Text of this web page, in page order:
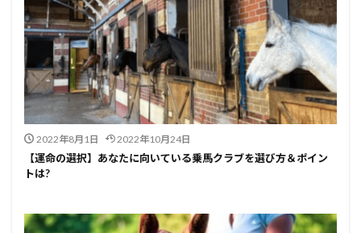
2022年8月1日 2022年10月24日
【運命の選択】あなたに向いている乗馬クラブを選び方＆ポイン
トは?